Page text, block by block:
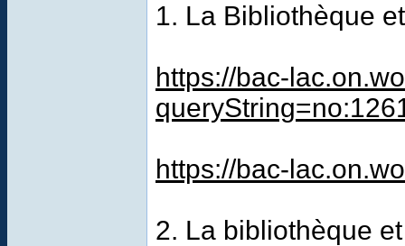
1. La Bibliothèque
https://bac-
https://bac-
2. La bibliothèque